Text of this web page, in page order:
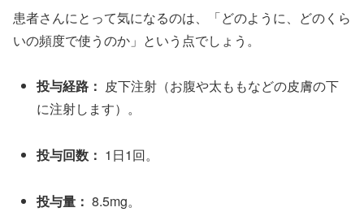
患者さんにとって気になるのは、「どのように、どのくら
いの頻度で使うのか」という点でしょう。
投与経路： 皮下注射（お腹や太ももなどの皮膚の下
に注射します）。
投与回数： 1日1回。
投与量： 8.5mg。